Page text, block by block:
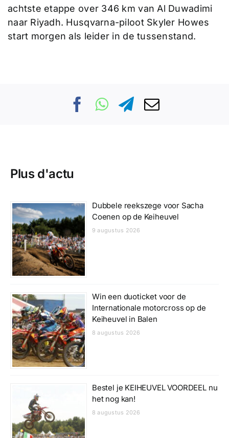
achtste etappe over 346 km van Al Duwadimi
naar Riyadh. Husqvarna-piloot Skyler Howes
start morgen als leider in de tussenstand.
Plus d'actu
Dubbele reekszege voor Sacha
Coenen op de Keiheuvel
9 augustus 2026
Win een duoticket voor de
Internationale motorcross op de
Keiheuvel in Balen
8 augustus 2026
Bestel je KEIHEUVEL VOORDEEL nu
het nog kan!
8 augustus 2026